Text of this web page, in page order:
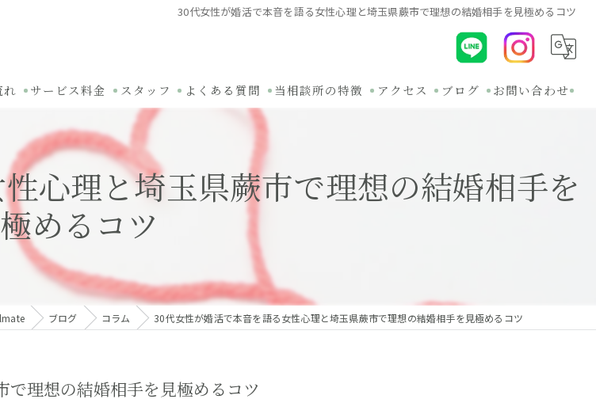
30代女性が婚活で本音を語る女性心理と埼玉県蕨市で理想の結婚相手を見極めるコツ
れ サービス料金 スタッフ よくある質問 当相談所の特徴
30代
無料相談
アクセス ブログ
関連ブログ
お問い合わせ
心理と埼玉県蕨市で理想の結婚相手を
めるコツ
ブログ コラム 30代女性が婚活で本音を語る女性心理と埼玉県蕨市で理想の結婚相手を見極めるコツ
理想の結婚相手を見極めるコツ